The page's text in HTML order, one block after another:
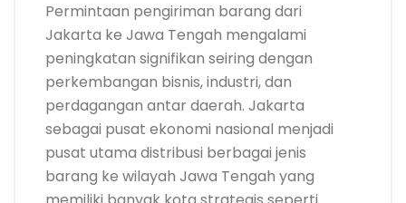
Permintaan pengiriman barang dari
Jakarta ke Jawa Tengah mengalami
peningkatan signifikan seiring dengan
perkembangan bisnis, industri, dan
perdagangan antar daerah. Jakarta
sebagai pusat ekonomi nasional menjadi
pusat utama distribusi berbagai jenis
barang ke wilayah Jawa Tengah yang